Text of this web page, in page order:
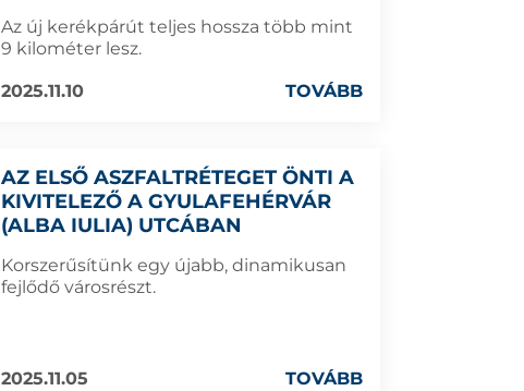
Az új kerékpárút teljes hossza több mint
9 kilométer lesz.
2025.11.10 TOVÁBB
AZ ELSŐ ASZFALTRÉTEGET ÖNTI A
KIVITELEZŐ A GYULAFEHÉRVÁR
(ALBA IULIA) UTCÁBAN
Korszerűsítünk egy újabb, dinamikusan
fejlődő városrészt.
2025.11.05 TOVÁBB